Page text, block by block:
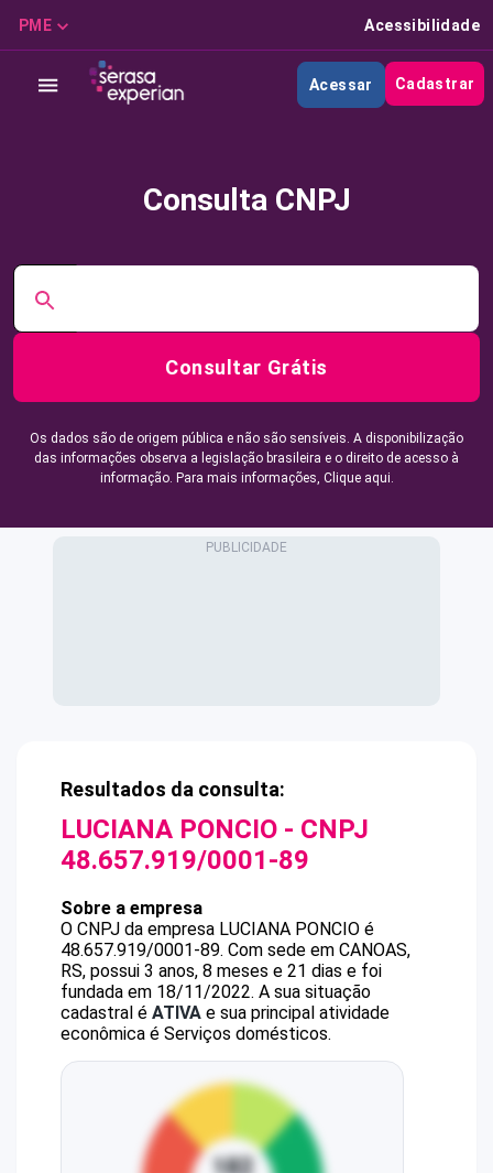
PME Acessibilidade
Acessar Cadastrar
Consulta CNPJ
Consultar Grátis
Os dados são de origem pública e não são sensíveis. A disponibilização
das informações observa a legislação brasileira e o direito de acesso à
informação. Para mais informações, Clique aqui.
Resultados da consulta:
LUCIANA PONCIO - CNPJ
48.657.919/0001-89
Sobre a empresa
O CNPJ da empresa LUCIANA PONCIO é
48.657.919/0001-89. Com sede em CANOAS,
RS, possui 3 anos, 8 meses e 21 dias e foi
fundada em 18/11/2022. A sua situação
cadastral é ATIVA e sua principal atividade
econômica é Serviços domésticos.